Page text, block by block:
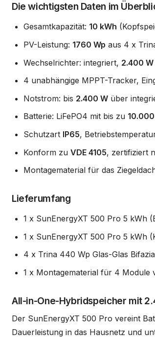
Die wichtigsten Daten im
Gesamtkapazität: 10 kWh
PV-Leistung: 1760 Wp aus 4 x
Wechselrichter: integriert, 2.400 W
4 unabhängige MPPT-Tracker,
Notstrom: bis 2.400 W über
Batterie: LiFePO4 mit bis zu
Schutzart IP65,
Konform zu VDE 4105, zertifiziert
Montagematerial für das
Lieferumfang
1 x SunEnergyXT 500 Pro 5 kWh
1 x SunEnergyXT 500 Pro 5 kWh
4 x Trina 440 Wp Glas-Glas
1 x Montagematerial für 4 Module
All-in-One-Hybridspeicher mit
Der SunEnergyXT 500 Pro vereint
Dauerleistung in das Hausnetz und